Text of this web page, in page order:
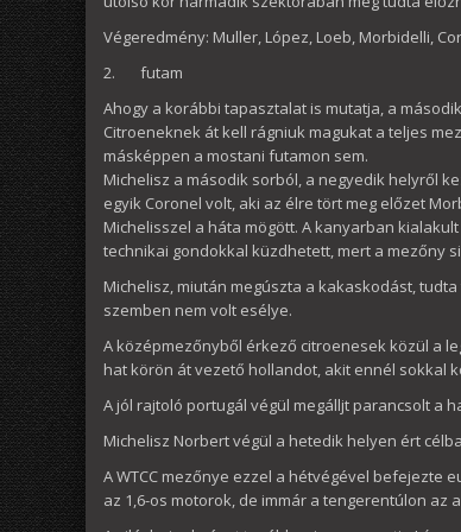
Végeredmény: Muller, López, Loeb, Morbidelli,
2. futam
Ahogy a korábbi tapasztalat is mutatja, a
Citroeneknek át kell rágniuk magukat a teljes
másképpen a mostani futamon sem.
Michelisz a második sorból, a negyedik helyről
egyik Coronel volt, aki az élre tört meg előzet
Michelisszel a háta mögött. A kanyarban
technikai gondokkal küzdhetett, mert a mezőny
Michelisz, miután megúszta a kakaskodást,
szemben nem volt esélye.
A középmezőnyből érkező citroenesek közül a
hat körön át vezető hollandot, akit ennél sokkal
A jól rajtoló portugál végül megálljt parancsolt a
Michelisz Norbert végül a hetedik helyen ért
A WTCC mezőnye ezzel a hétvégével befejezte
az 1,6-os motorok, de immár a tengerentúlon az